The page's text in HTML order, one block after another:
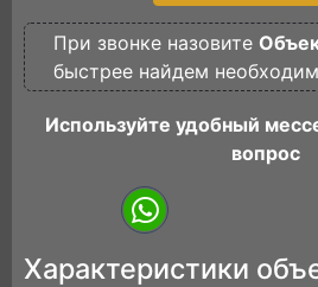
При звонке назовите
быстрее найдем
Используйте удобный
вопрос
Характеристики